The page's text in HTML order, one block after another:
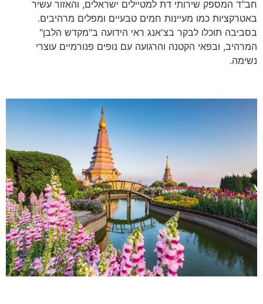
חב"ד המספק שירותי דת למטיילים ישראלים, והאזור עשיר
באטרקציות כמו מעיינות חמים טבעיים ומפלים מרהיבים.
בסביבה תוכלו לבקר בצ'אנג ראי הידועה ב"מקדש הלבן"
המרהיב, ובפאי הקטנה והרגועה עם נופים פנורמיים עוצרי
נשימה.